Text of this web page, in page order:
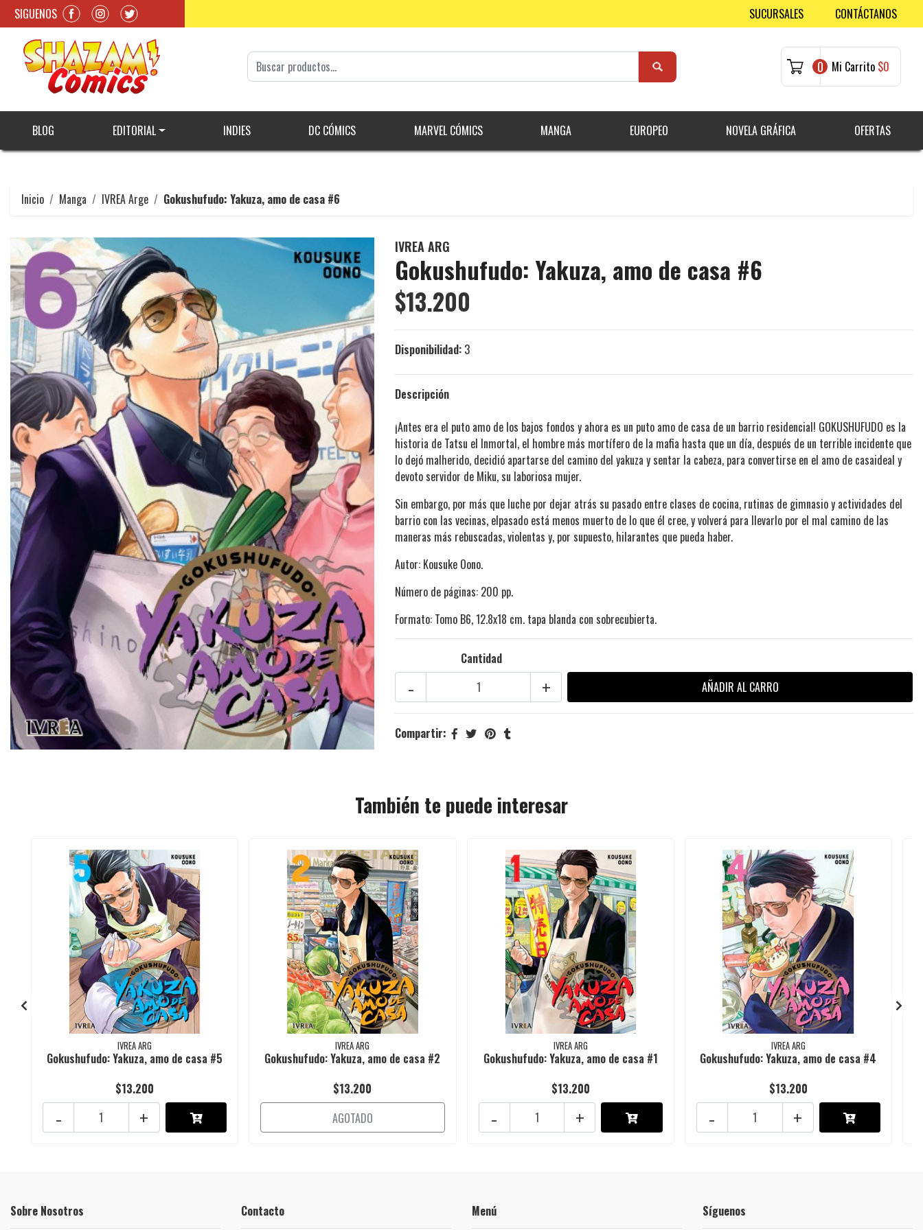
SIGUENOS SUCURSALES CONTÁCTANOS
0 Mi Carrito $0
BLOG EDITORIAL INDIES DC CÓMICS MARVEL CÓMICS MANGA EUROPEO NOVELA GRÁFICA OFERTAS
Inicio Manga IVREA Arge Gokushufudo: Yakuza, amo de casa #6
IVREA ARG
Gokushufudo: Yakuza, amo de casa #6
$13.200
Disponibilidad: 3
Descripción
¡Antes era el puto amo de los bajos fondos y ahora es un puto amo de casa de un barrio residencial! GOKUSHUFUDO es la
historia de Tatsu el Inmortal, el hombre más mortífero de la mafia hasta que un día, después de un terrible incidente que
lo dejó malherido, decidió apartarse del camino del yakuza y sentar la cabeza, para convertirse en el amo de casaideal y
devoto servidor de Miku, su laboriosa mujer.
Sin embargo, por más que luche por dejar atrás su pasado entre clases de cocina, rutinas de gimnasio y actividades del
barrio con las vecinas, elpasado está menos muerto de lo que él cree, y volverá para llevarlo por el mal camino de las
maneras más rebuscadas, violentas y, por supuesto, hilarantes que pueda haber.
Autor: Kousuke Oono.
Número de páginas: 200 pp.
Formato: Tomo B6, 12.8x18 cm. tapa blanda con sobrecubierta.
Cantidad
+
-
Compartir:
También te puede interesar
IVREA ARG
Gokushufudo: Yakuza, amo de casa #5
$13.200
+
-
IVREA ARG
Gokushufudo: Yakuza, amo de casa #2
$13.200
AGOTADO
IVREA ARG
Gokushufudo: Yakuza, amo de casa #1
$13.200
+
-
IVREA ARG
Gokushufudo: Yakuza, amo de casa #4
$13.200
+
-
Sobre Nosotros Contacto Menú Síguenos